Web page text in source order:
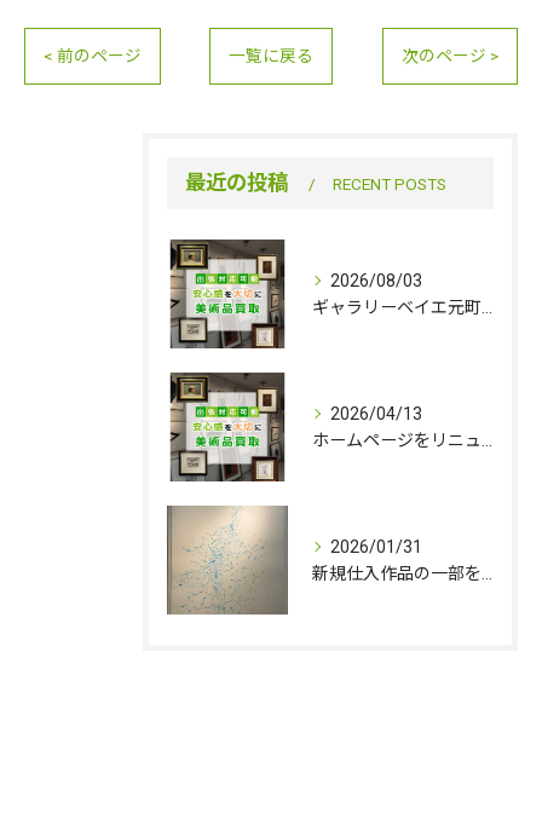
< 前のページ 一覧に戻る 次のページ >
最近の投稿 RECENT POSTS
2026/08/03
2026/04/13
2026/01/31